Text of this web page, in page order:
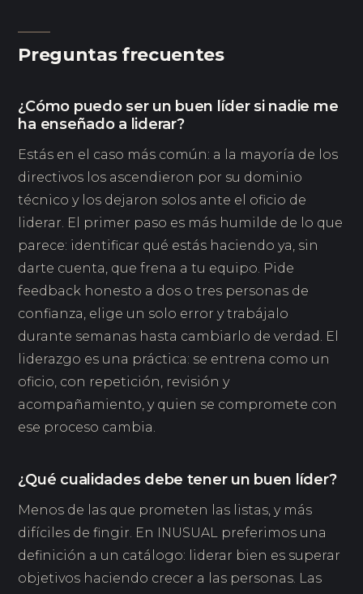
Preguntas frecuentes
¿Cómo puedo ser un buen líder si nadie me
ha enseñado a liderar?
Estás en el caso más común: a la mayoría de los
directivos los ascendieron por su dominio
técnico y los dejaron solos ante el oficio de
liderar. El primer paso es más humilde de lo que
parece: identificar qué estás haciendo ya, sin
darte cuenta, que frena a tu equipo. Pide
feedback honesto a dos o tres personas de
confianza, elige un solo error y trabájalo
durante semanas hasta cambiarlo de verdad. El
liderazgo es una práctica: se entrena como un
oficio, con repetición, revisión y
acompañamiento, y quien se compromete con
ese proceso cambia.
¿Qué cualidades debe tener un buen líder?
Menos de las que prometen las listas, y más
difíciles de fingir. En INUSUAL preferimos una
definición a un catálogo: liderar bien es superar
objetivos haciendo crecer a las personas. Las